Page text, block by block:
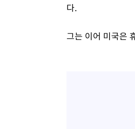
다.
그는 이어 미국은